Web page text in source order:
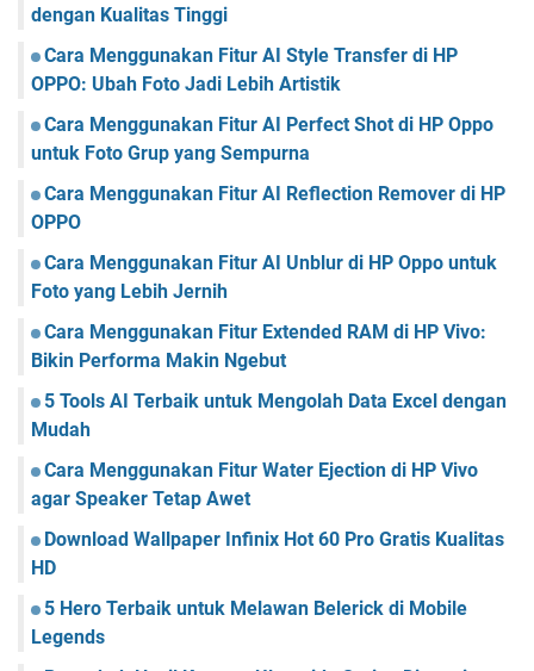
dengan Kualitas Tinggi
Cara Menggunakan Fitur AI Style Transfer di HP
OPPO: Ubah Foto Jadi Lebih Artistik
Cara Menggunakan Fitur AI Perfect Shot di HP Oppo
untuk Foto Grup yang Sempurna
Cara Menggunakan Fitur AI Reflection Remover di HP
OPPO
Cara Menggunakan Fitur AI Unblur di HP Oppo untuk
Foto yang Lebih Jernih
Cara Menggunakan Fitur Extended RAM di HP Vivo:
Bikin Performa Makin Ngebut
5 Tools AI Terbaik untuk Mengolah Data Excel dengan
Mudah
Cara Menggunakan Fitur Water Ejection di HP Vivo
agar Speaker Tetap Awet
Download Wallpaper Infinix Hot 60 Pro Gratis Kualitas
HD
5 Hero Terbaik untuk Melawan Belerick di Mobile
Legends